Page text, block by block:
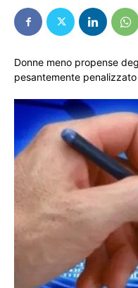
Donne meno propense
pesantemente penalizzato